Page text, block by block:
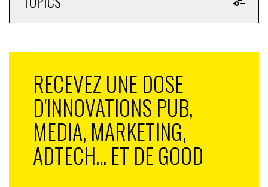
RECEVEZ UNE DOSE
D'INNOVATIONS PUB,
MEDIA, MARKETING,
ADTECH... ET DE GOOD